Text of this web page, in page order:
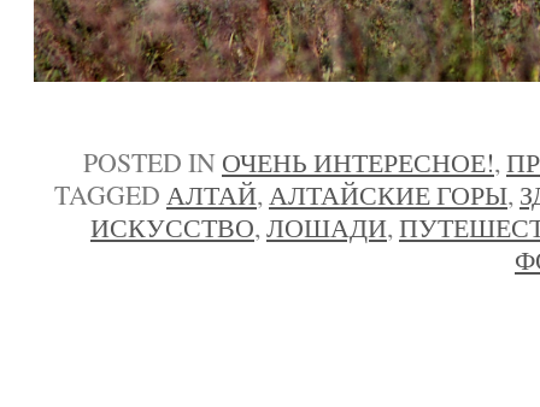
POSTED IN ОЧЕНЬ ИНТЕРЕСНОЕ!,
TAGGED АЛТАЙ,АЛТАЙСКИЕ ГОРЫ,
ИСКУССТВО,ЛОШАДИ,